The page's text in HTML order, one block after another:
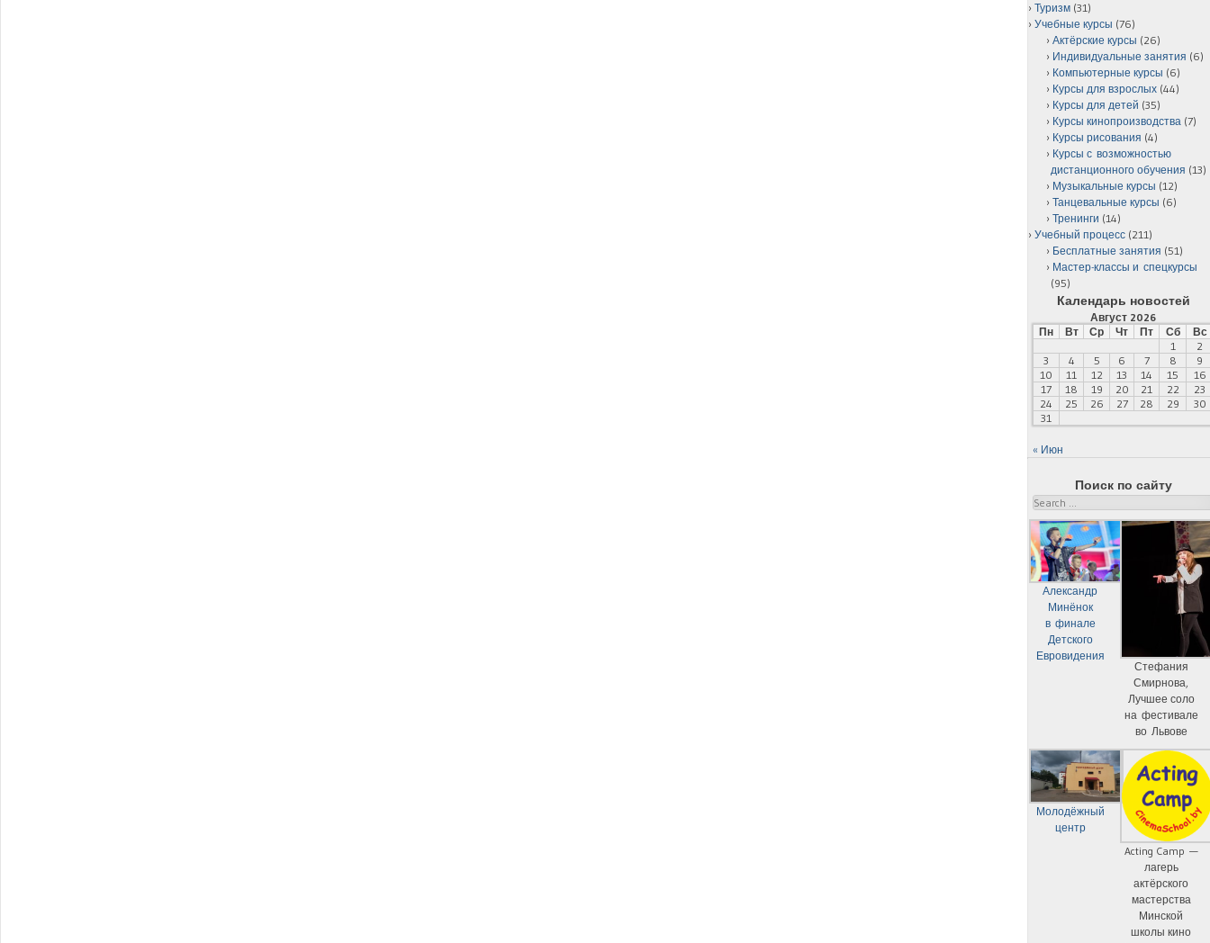
Туризм (31)
Учебные курсы (76)
Актёрские курсы (26)
Индивидуальные занятия (6)
Компьютерные курсы (6)
Курсы для взрослых (44)
Курсы для детей (35)
Курсы кинопроизводства (7)
Курсы рисования (4)
Курсы с возможностью
дистанционного обучения (13)
Музыкальные курсы (12)
Танцевальные курсы (6)
Тренинги (14)
Учебный процесс (211)
Бесплатные занятия (51)
Мастер-классы и спецкурсы
(95)
Календарь новостей
Август 2026
Пн
Вт Ср Чт Пт Сб
Вс
1
2
3
4 5 6 7 8
9
10
11 12 13 14 15
16
17
18 19 20 21 22
23
24
25 26 27 28 29
30
31
« Июн
Поиск по сайту
Search
Александр
Минёнок
в финале
Детского
Евровидения
Стефания
Смирнова,
Лучшее соло
на фестивале
во Львове
Молодёжный
центр
Acting Camp —
лагерь
актёрского
мастерства
Минской
школы кино